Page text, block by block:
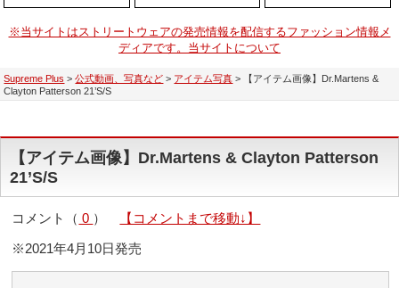
※当サイトはストリートウェアの発売情報を配信するファッション情報メ
ディアです。当サイトについて
Supreme Plus >公式動画、写真など > アイテム写真 >
【アイテム画像】Dr.Martens &
Clayton Patterson 21’S/S
【アイテム画像】Dr.Martens & Clayton Patterson
21’S/S
コメント（ 0 ）
【コメントまで移動↓】
※2021年4月10日発売